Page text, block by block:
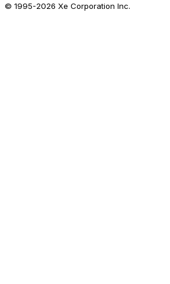
© 1995-2026 Xe Corporation Inc.